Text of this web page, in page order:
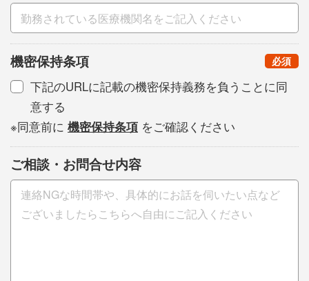
機密保持条項 （
必須）
下記のURLに記載の機密保持義務を負うことに同
意する
※同意前に 機密保持条項 をご確認ください
ご相談・お問合せ内容